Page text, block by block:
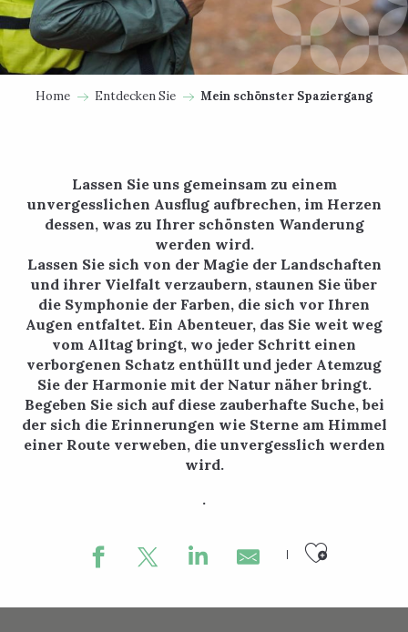
Home Entdecken Sie Mein schönster Spaziergang
Lassen Sie uns gemeinsam zu einem
unvergesslichen Ausflug aufbrechen, im Herzen
dessen, was zu Ihrer schönsten Wanderung
werden wird.
Lassen Sie sich von der Magie der Landschaften
und ihrer Vielfalt verzaubern, staunen Sie über
die Symphonie der Farben, die sich vor Ihren
Augen entfaltet. Ein Abenteuer, das Sie weit weg
vom Alltag bringt, wo jeder Schritt einen
verborgenen Schatz enthüllt und jeder Atemzug
Sie der Harmonie mit der Natur näher bringt.
Begeben Sie sich auf diese zauberhafte Suche, bei
der sich die Erinnerungen wie Sterne am Himmel
einer Route verweben, die unvergesslich werden
wird.
.